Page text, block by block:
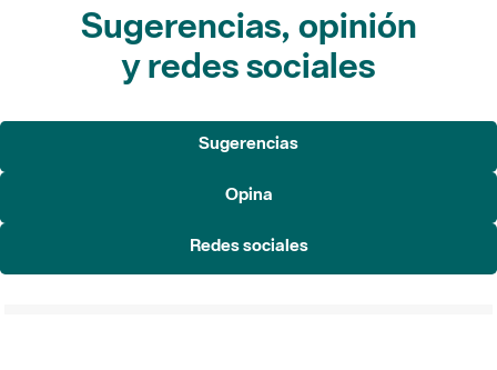
Sugerencias, opinión
y redes sociales
Sugerencias
Opina
Redes sociales